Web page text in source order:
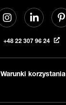
+48 22 307 96 24
Warunki korzystania